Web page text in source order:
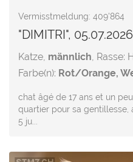
Vermisstmeldung: 409'864
"DIMITRI",
Katze, männlich, Rasse:
Farbe(n): Rot/Orange,
chat âgé de 17 ans et un
quartier pour sa
5 ju...